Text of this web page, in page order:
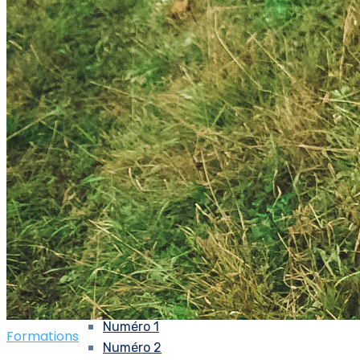
Recrutez nos étudiants
Taxe d’apprentisage
Centre de Loisirs
Actualités
#IMSAT
#Nous contacter
#A propos
#L’équipe
#Ilsvousenparlent
Livret d’accueil IMSAT
#NosPartenaires
#CalendrierIMSAT
Nos chiffres
Télécharger un dossier d’inscription
#MadeIMSAT
Numéro 1
Numéro 2
Formations